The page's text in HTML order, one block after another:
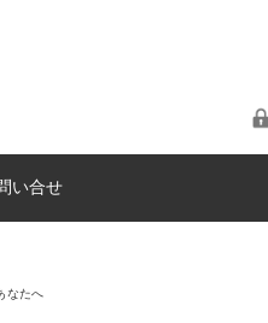
い合せ
なたへ